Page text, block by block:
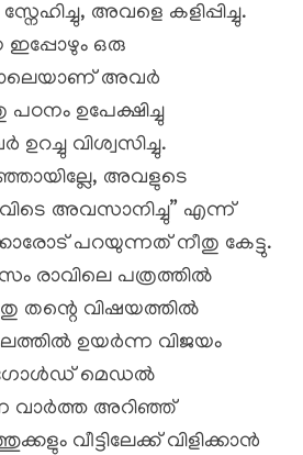
അവളെ കളിപ്പിച്ചു.
ഇപ്പോഴും ഒരു
അവർ
ഉപേക്ഷിച്ചു
വിശ്വസിച്ചു.
അവളുടെ
അവസാനിച്ചു” എന്ന്
പറയുന്നത് നീതു കേട്ടു.
രാവിലെ പത്രത്തിൽ
തന്റെ വിഷയത്തിൽ
ഉയർന്ന വിജയം
ഗോൾഡ് മെഡൽ
അറിഞ്ഞ്
വീട്ടിലേക്ക് വിളിക്കാൻ